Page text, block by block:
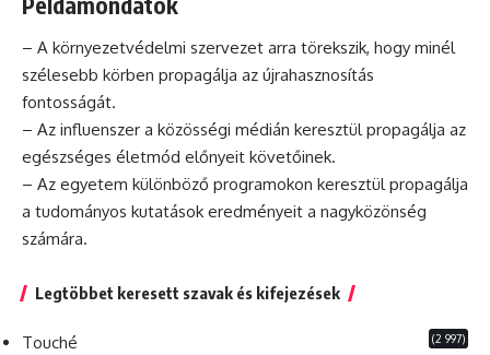
– A környezetvédelmi szervezet arra törekszik, hogy minél
szélesebb körben propagálja az újrahasznosítás
fontosságát.
– Az influenszer a közösségi médián keresztül propagálja az
egészséges életmód előnyeit követőinek.
– Az egyetem különböző programokon keresztül propagálja
a tudományos kutatások eredményeit a nagyközönség
számára.
Legtöbbet keresett szavak és kifejezések
Touché (2 997)